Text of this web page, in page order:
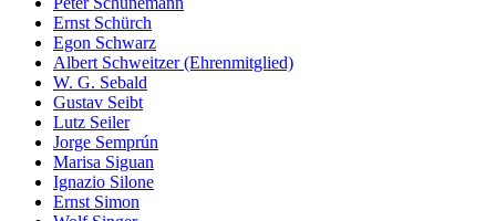
Ernst Schürch
Egon Schwarz
Albert Schweitzer (Ehrenmitglied)
W. G. Sebald
Gustav Seibt
Lutz Seiler
Jorge Semprún
Marisa Siguan
Ignazio Silone
Ernst Simon